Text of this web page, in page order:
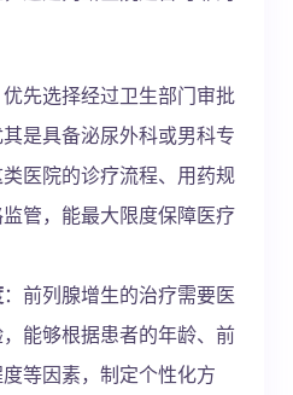
优先选择经过卫生部门审批
是具备泌尿外科或男科专
医院的诊疗流程、用药规
管，能最大限度保障医疗
：前列腺增生的治疗需要医
能够根据患者的年龄、前
等因素，制定个性化方